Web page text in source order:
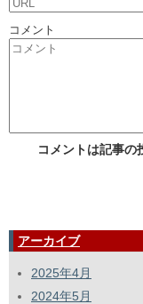
コメント
コメントは記事の
アーカイブ
2025年4月
2024年5月